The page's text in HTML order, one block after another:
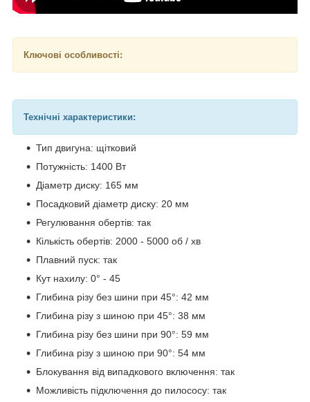
Ключові особливості:
Технічні характеристики:
Тип двигуна: щітковий
Потужність: 1400 Вт
Діаметр диску: 165 мм
Посадковий діаметр диску: 20 мм
Регулювання обертів: так
Кількість обертів: 2000 - 5000 об / хв
Плавний пуск: так
Кут нахилу: 0° - 45
Глибина різу без шини при 45°: 42 мм
Глибина різу з шиною при 45°: 38 мм
Глибина різу без шини при 90°: 59 мм
Глибина різу з шиною при 90°: 54 мм
Блокування від випадкового включення: так
Можливість підключення до пилососу: так